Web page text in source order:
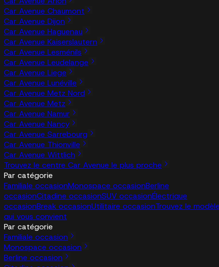
Car Avenue Chaumont
Car Avenue Dijon
Car Avenue Haguenau
Car Avenue Kaiserslautern
Car Avenue Lesménils
Car Avenue Leudelange
Car Avenue Liege
Car Avenue Lunéville
Car Avenue Metz Nord
Car Avenue Metz
Car Avenue Namur
Car Avenue Nancy
Car Avenue Sarrebourg
Car Avenue Thionville
Car Avenue Wittlich
Trouvez le centre Car Avenue le plus proche
Par catégorie
Familiale occasionMonospace occasionBerline
occasionCitadine occasionSUV occasionÉlectrique
occasionBreak occasionUtilitaire occasionTrouvez le
qui vous convient
Par catégorie
Familiale occasion
Monospace occasion
Berline occasion